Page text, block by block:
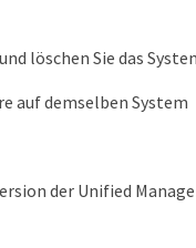
löschen Sie das
auf demselben System
der Unified